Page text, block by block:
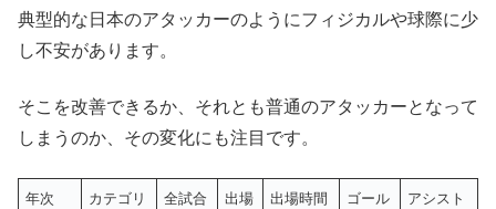
典型的な日本のアタッカーのようにフィジカルや球際に少
し不安があります。
そこを改善できるか、それとも普通のアタッカーとなって
しまうのか、その変化にも注目です。
年次 カテゴリ 全試合 出場 出場時間 ゴール アシスト